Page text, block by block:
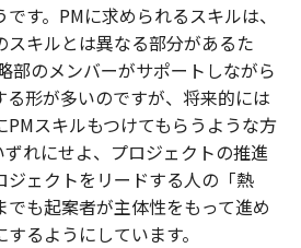
す。PMに求められるスキルは、
スキルとは異なる部分があるた
部のメンバーがサポートしながら
る形が多いのですが、将来的には
PMスキルもつけてもらうような方
れにせよ、プロジェクトの推進
ジェクトをリードする人の「熱
も起案者が主体性をもって進め
るようにしています。